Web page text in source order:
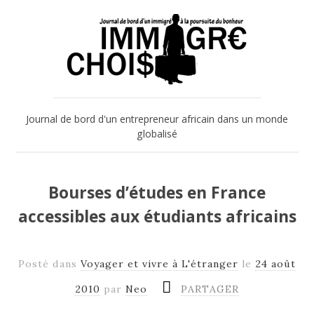
Journal de bord d'un entrepreneur africain dans un monde
globalisé
Bourses d’études en France
accessibles aux étudiants africains
Posté dans Voyager et vivre à L'étranger le 24 août
2010 par Neo PARTAGER